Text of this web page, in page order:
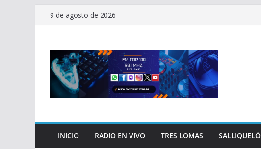
Saltar9 de agosto de 2026
INICIO RADIO EN VIVO TRES LOMAS SALLIQUELÓ